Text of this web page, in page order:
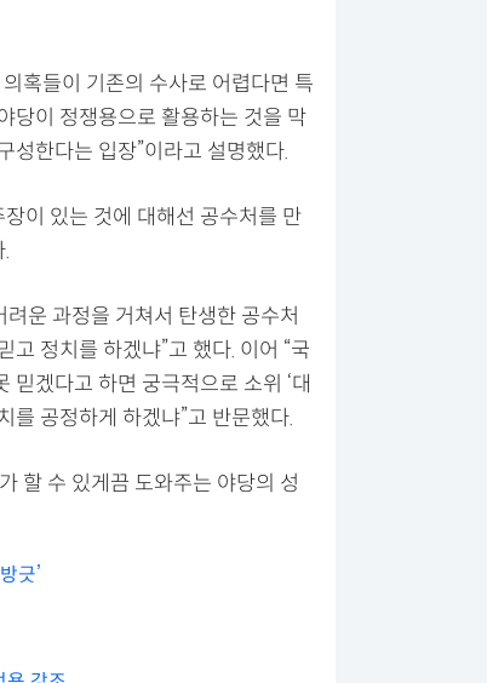
혹들이 기존의 수사로 어렵다면 특
당이 정쟁용으로 활용하는 것을 막
성한다는 입장”이라고 설명했다.
이 있는 것에 대해선 공수처를 만
운 과정을 거쳐서 탄생한 공수처
정치를 하겠냐”고 했다. 이어 “국
겠다고 하면 궁극적으로 소위 ‘대
를 공정하게 하겠냐”고 반문했다.
할 수 있게끔 도와주는 야당의 성
긋’